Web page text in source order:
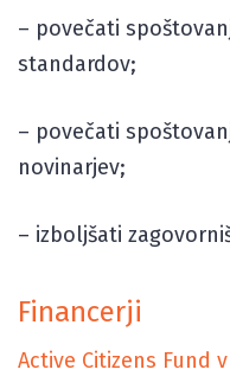
– povečati
standardov;
– povečati
novinarjev;
– izboljšati
Financerji
Active Citizens Fund